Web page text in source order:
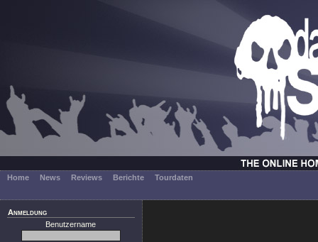
Home News Reviews Berichte Tourdaten
Anmeldung
Benutzername